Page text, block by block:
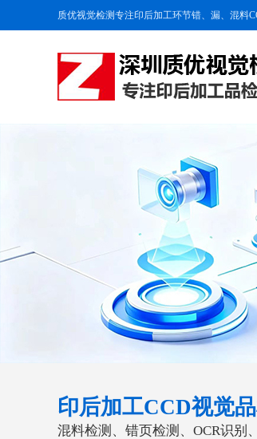
质优视觉检测专注印后加工环节错、漏、混料
印后加工CCD视觉
混料检测、错页检测、OCR识别